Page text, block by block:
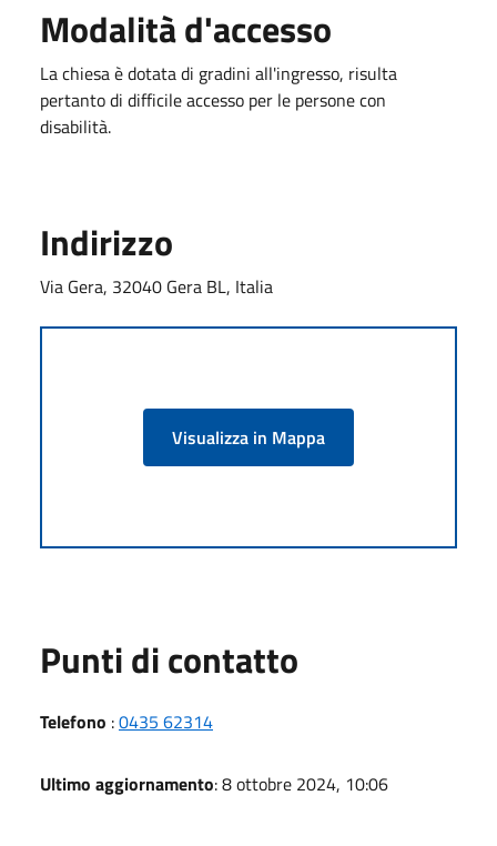
Modalità d'accesso
La chiesa è dotata di gradini all'ingresso, risulta
pertanto di difficile accesso per le persone con
disabilità.
Indirizzo
Via Gera, 32040 Gera BL, Italia
Visualizza in Mappa
Punti di contatto
Telefono :0435 62314
Ultimo aggiornamento: 8 ottobre 2024, 10:06